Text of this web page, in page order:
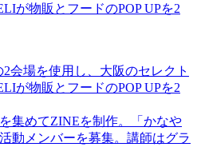
が物販とフードのPOP UPを2
2会場を使用し、大阪のセレクト
が物販とフードのPOP UPを2
集めてZINEを制作。「かなや
動メンバーを募集。講師はグラ